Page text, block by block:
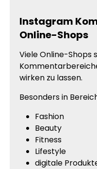
Instagram
Online-Shops
Viele Online-Shops
wirken zu lassen.
Besonders in
Fashion
Beauty
Fitness
Lifestyle
digitale